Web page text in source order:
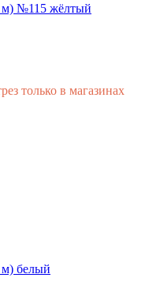
№115 жёлтый
только в магазинах
белый